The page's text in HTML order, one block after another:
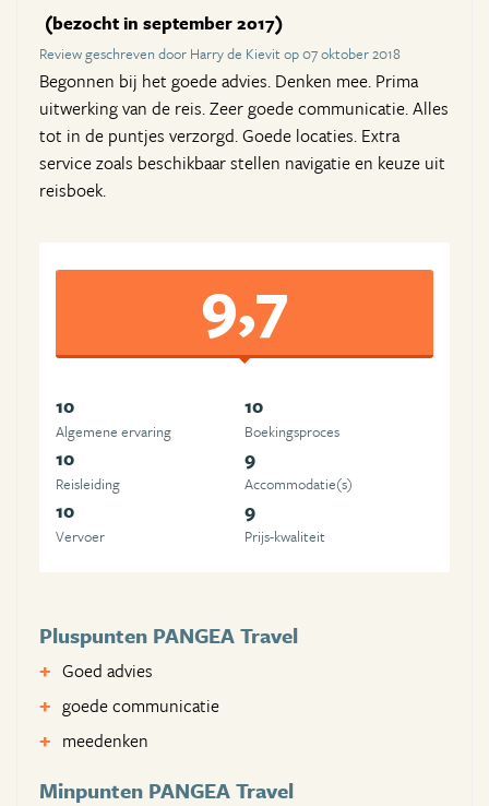
(bezocht in september 2017)
Review geschreven door Harry de Kievit op 07 oktober 2018
Begonnen bij het goede advies. Denken mee. Prima
uitwerking van de reis. Zeer goede communicatie. Alles
tot in de puntjes verzorgd. Goede locaties. Extra
service zoals beschikbaar stellen navigatie en keuze uit
reisboek.
9,7
10
Algemene ervaring
10
Boekingsproces
10
Reisleiding
9
Accommodatie(s)
10
Vervoer
9
Prijs-kwaliteit
Pluspunten PANGEA Travel
Goed advies
goede communicatie
meedenken
Minpunten PANGEA Travel